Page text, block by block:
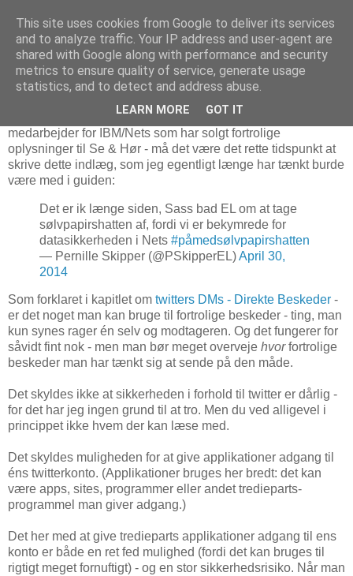
Vær varsom med dine DMs
I anledning af den sag oprulles mens dette skrives - om en
medarbejder for IBM/Nets som har solgt fortrolige
oplysninger til Se & Hør - må det være det rette tidspunkt at
skrive dette indlæg, som jeg egentligt længe har tænkt burde
være med i guiden:
Det er ik længe siden, Sass bad EL om at tage
sølvpapirshatten af, fordi vi er bekymrede for
datasikkerheden i Nets #påmedsølvpapirshatten
— Pernille Skipper (@PSkipperEL)April 30,
2014
Som forklaret i kapitlet om twitters DMs - Direkte Beskeder -
er det noget man kan bruge til fortrolige beskeder - ting, man
kun synes rager én selv og modtageren. Og det fungerer for
såvidt fint nok - men man bør meget overveje hvorfortrolige
beskeder man har tænkt sig at sende på den måde.
Det skyldes ikke at sikkerheden i forhold til twitter er dårlig -
for det har jeg ingen grund til at tro. Men du ved alligevel i
princippet ikke hvem der kan læse med.
Det skyldes muligheden for at give applikationer adgang til
éns twitterkonto. (Applikationer bruges her bredt: det kan
være apps, sites, programmer eller andet tredieparts-
programmel man giver adgang.)
Det her med at give tredieparts applikationer adgang til ens
konto er både en ret fed mulighed (fordi det kan bruges til
rigtigt meget fornuftigt) - og en stor sikkerhedsrisiko. Når man
This site uses cookies from Google to deliver its services
and to analyze traffic. Your IP address and user-agent are
shared with Google along with performance and security
metrics to ensure quality of service, generate usage
statistics, and to detect and address abuse.
LEARN MORE GOT IT